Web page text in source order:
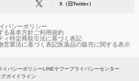
X（旧Twitter）
バシーポリシー
る基本方針ご利用規約
ィ特定商取引法に基づく表記
営業法に基づく表記医薬品の販売に関する表示
イバシーポリシーLINEヤフープライバシーセンター
ガイドライン